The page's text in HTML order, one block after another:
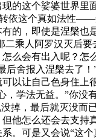
这个娑婆世界里面
依这个真如法性
的，即使是涅槃也
二乘人阿罗汉灭后
么会有出入呢？怎
后舍报入涅槃去了
以让自己色身住上
法无益。”你没有
掉，最后就灭没
他怎么还会去支
。可是又会说“这